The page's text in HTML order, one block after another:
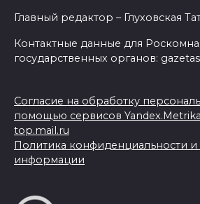
Главный редактор – Глуховская
Контактные данные для
государственных органов:
Согласие на обработку
помощью сервисов
top.mail.ru
Политика конфиденциальности
информации